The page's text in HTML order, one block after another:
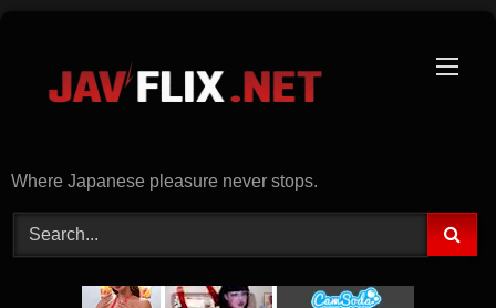
Where Japanese pleasure never stops.